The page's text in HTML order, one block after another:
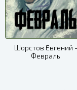
Шорстов Евгений -
Февраль